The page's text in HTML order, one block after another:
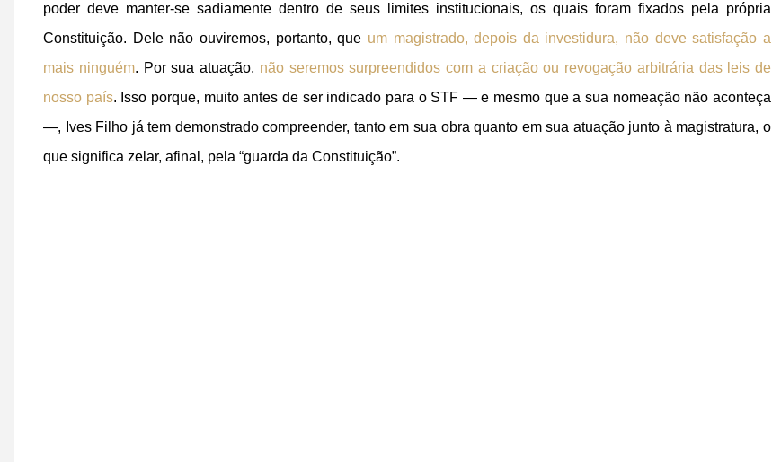
poder deve manter-se sadiamente dentro de seus limites institucionais, os quais foram fixados pela própria
Constituição. Dele não ouviremos, portanto, que um magistrado, depois da investidura, não deve satisfação a
mais ninguém. Por sua atuação, não seremos surpreendidos com a criação ou revogação arbitrária das leis de
nosso país. Isso porque, muito antes de ser indicado para o STF — e mesmo que a sua nomeação não aconteça
—, Ives Filho já tem demonstrado compreender, tanto em sua obra quanto em sua atuação junto à magistratura, o
que significa zelar, afinal, pela “guarda da Constituição”.